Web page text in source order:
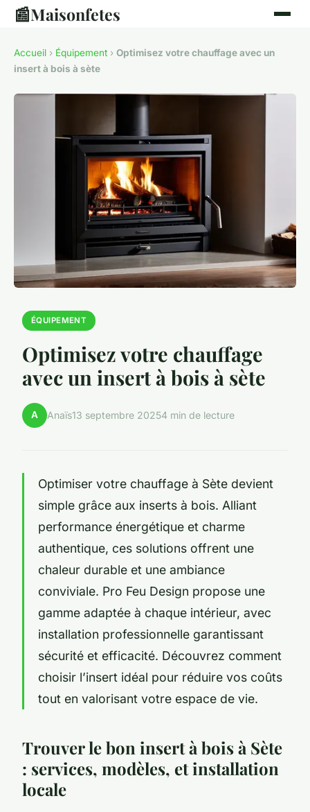
📰Maisonfetes
Accueil › Équipement › Optimisez votre chauffage avec un
insert à bois à sète
ÉQUIPEMENT
Optimisez votre chauffage
avec un insert à bois à sète
A Anaïs13 septembre 20254 min de lecture
Optimiser votre chauffage à Sète devient
simple grâce aux inserts à bois. Alliant
performance énergétique et charme
authentique, ces solutions offrent une
chaleur durable et une ambiance
conviviale. Pro Feu Design propose une
gamme adaptée à chaque intérieur, avec
installation professionnelle garantissant
sécurité et efficacité. Découvrez comment
choisir l’insert idéal pour réduire vos coûts
tout en valorisant votre espace de vie.
Trouver le bon insert à bois à Sète
: services, modèles, et installation
locale